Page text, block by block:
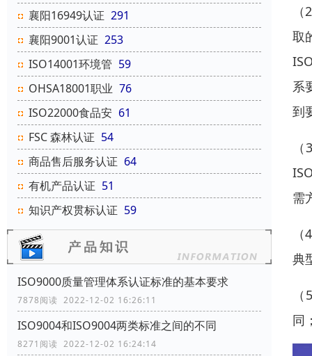
襄阳16949认证 291
襄阳9001认证 253
ISO14001环境管 59
OHSA18001职业 76
ISO22000食品安 61
FSC 森林认证 54
商品售后服务认证 64
有机产品认证 51
知识产权贯标认证 59
ISO9000质量管理体系认证标准的基本要求
7878阅读 2022-12-02 16:26:11
ISO9004和ISO9004两类标准之间的不同
8271阅读 2022-12-02 16:24:14
取
系
到
需
典
同